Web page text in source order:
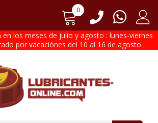
0
los meses de julio y agosto : lunes-viernes
por vacaciónes del 10 al 16 de agosto.